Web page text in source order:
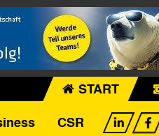
START
CSR